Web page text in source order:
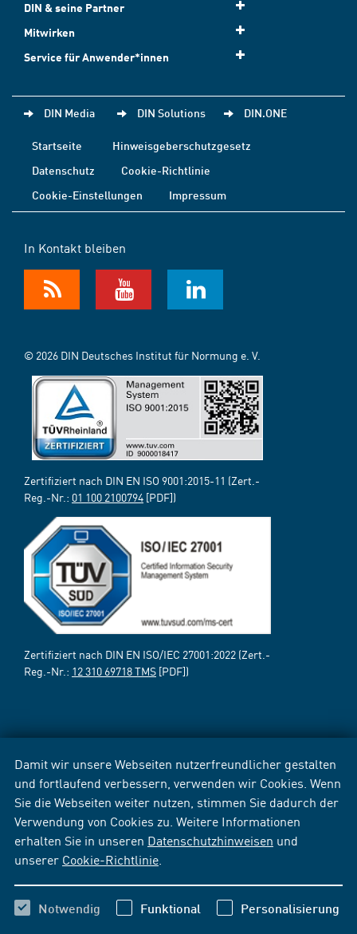
Damit wir unsere Webseiten nutzerfreundlicher gestalten
und fortlaufend verbessern, verwenden wir Cookies. Wenn
Sie die Webseiten weiter nutzen, stimmen Sie dadurch der
Verwendung von Cookies zu. Weitere Informationen
erhalten Sie in unseren Datenschutzhinweisen und
unserer Cookie-Richtlinie
Notwendig Funktional Personalisierung
DIN & seine Partner
Mitwirken
Service für Anwender*innen
DIN Media DIN Solutions DIN.ONE
Startseite
Hinweisgeberschutzgesetz
Datenschutz
Cookie-Richtlinie
Cookie-Einstellungen
Impressum
In Kontakt bleiben
© 2026 DIN Deutsches Institut für Normung e. V.
Zertifiziert nach DIN EN ISO 9001:2015-11 (Zert.-
Reg.-Nr.: 01 100 2100794 [PDF])
Zertifiziert nach DIN EN ISO/IEC 27001:2022 (Zert.-
Reg.-Nr.: 12 310 69718 TMS [PDF])